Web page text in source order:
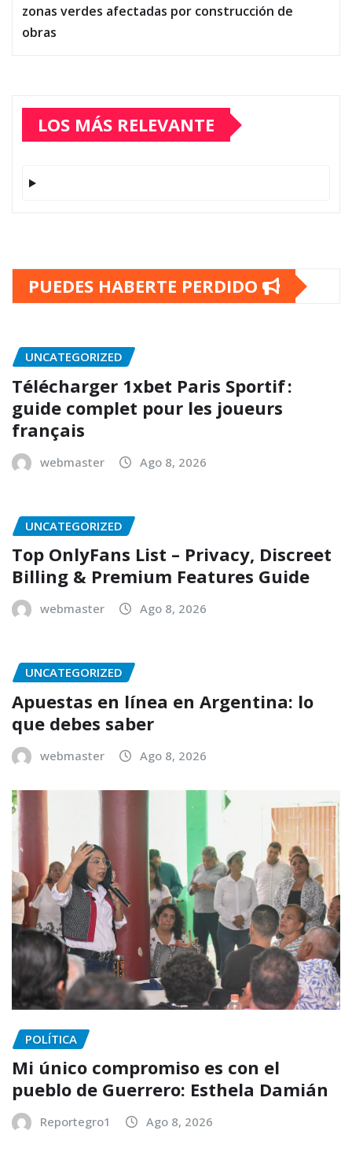
zonas verdes afectadas por construcción de
obras
LOS MÁS RELEVANTE
PUEDES HABERTE PERDIDO
UNCATEGORIZED
Télécharger 1xbet Paris Sportif :
guide complet pour les joueurs
français
webmaster Ago 8, 2026
UNCATEGORIZED
Top OnlyFans List – Privacy, Discreet
Billing & Premium Features Guide
webmaster Ago 8, 2026
UNCATEGORIZED
Apuestas en línea en Argentina: lo
que debes saber
webmaster Ago 8, 2026
POLÍTICA
Mi único compromiso es con el
pueblo de Guerrero: Esthela Damián
Reportegro1 Ago 8, 2026